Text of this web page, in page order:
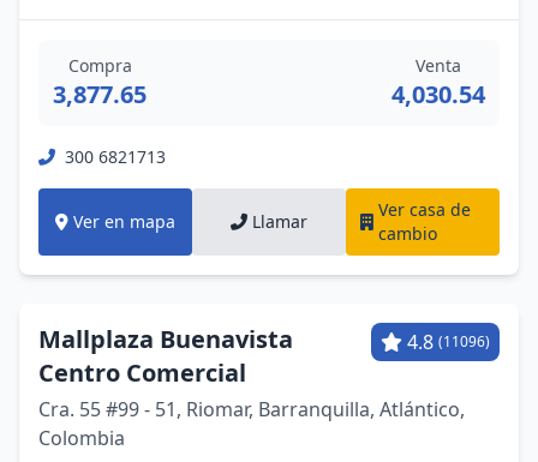
Compra
3,877.65
Venta
4,030.54
300 6821713
Ver en mapa Llamar
Ver casa de
cambio
Mallplaza Buenavista
Centro Comercial
4.8 (11096)
Cra. 55 #99 - 51, Riomar, Barranquilla, Atlántico,
Colombia